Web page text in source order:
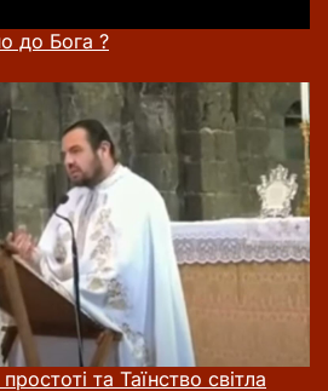
до Бога ?
та Таїнство світла